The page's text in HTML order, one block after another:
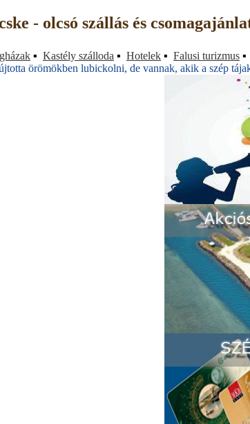
- olcsó szállás és
▪ Kastély szálloda ▪ Hotelek ▪ Falusi turizmus ▪
örömökben lubickolni, de vannak, akik a szép